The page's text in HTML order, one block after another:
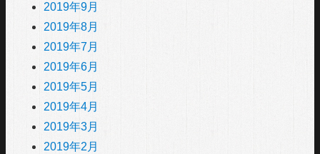
2019年9月
2019年8月
2019年7月
2019年6月
2019年5月
2019年4月
2019年3月
2019年2月